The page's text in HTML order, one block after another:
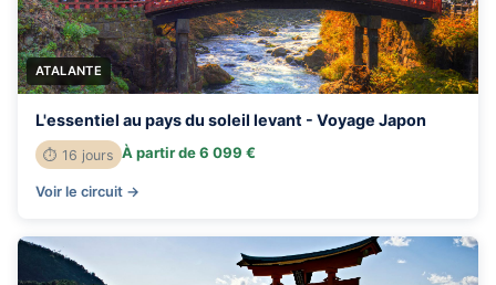
ATALANTE
L'essentiel au pays du soleil levant - Voyage Japon
⏱ 16 jours À partir de 6 099 €
Voir le circuit →